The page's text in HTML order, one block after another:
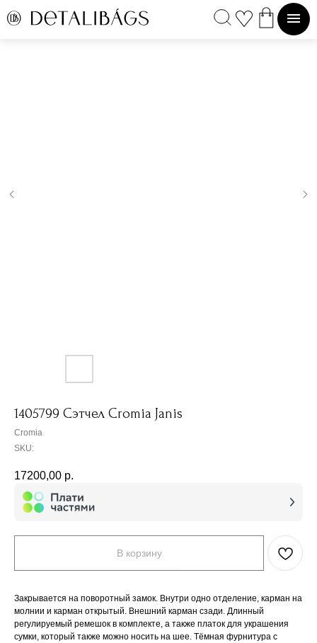
1405799 Сэтчел Cromia Janis
Cromia
SKU:
17200,00 р.
В корзину
Закрывается на поворотный замок. Внутри одно отделение, карман на
молнии и карман открытый. Внешний карман сзади. Длинный
регулируемый ремешок в комплекте, а также платок для украшения
сумки, который также можно носить на шее. Тёмная фурнитура с